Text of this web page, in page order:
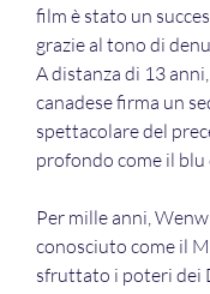
film è stato un
grazie al tono di
A distanza di 13
canadese firma un
spettacolare del
profondo come il blu
Per mille anni,
conosciuto come il
sfruttato i poteri dei